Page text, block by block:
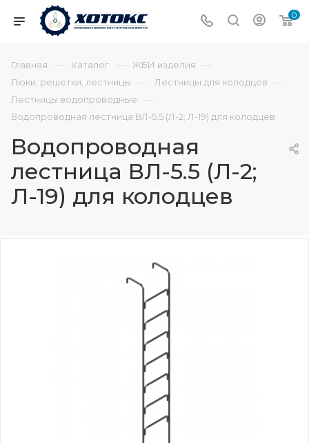
0
Главная — Каталог — ЖБИ изделия —
Люки, решетки, лестницы — Лестницы для колодцев —
Лестницы водопроводные —
Водопроводная лестница ВЛ-5.5 (Л-2; Л-19) для колодцев
Водопроводная
лестница ВЛ-5.5 (Л-2;
Л-19) для колодцев